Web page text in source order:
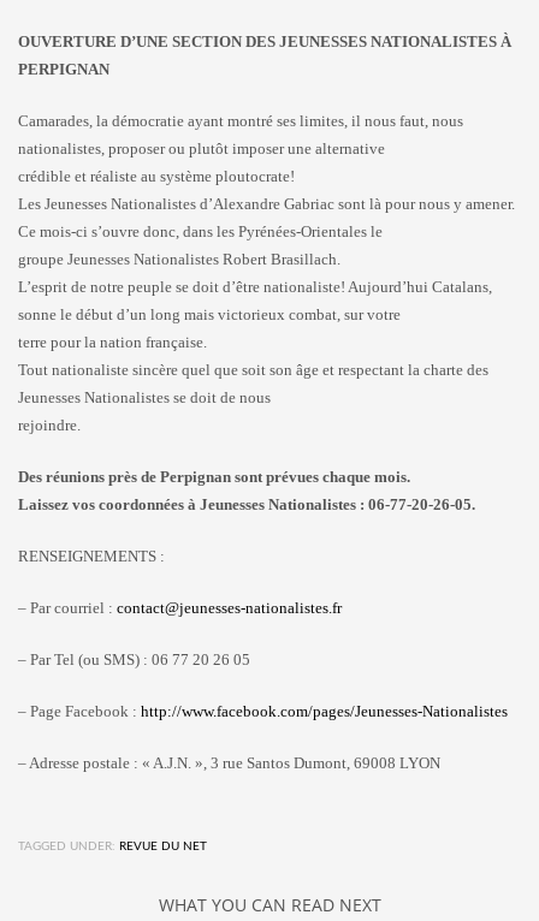
OUVERTURE D’UNE SECTION DES JEUNESSES NATIONALISTES À
PERPIGNAN
Camarades, la démocratie ayant montré ses limites, il nous faut, nous
nationalistes, proposer ou plutôt imposer une alternative
crédible et réaliste au système ploutocrate!
Les Jeunesses Nationalistes d’Alexandre Gabriac sont là pour nous y amener.
Ce mois-ci s’ouvre donc, dans les Pyrénées-Orientales le
groupe Jeunesses Nationalistes Robert Brasillach.
L’esprit de notre peuple se doit d’être nationaliste! Aujourd’hui Catalans,
sonne le début d’un long mais victorieux combat, sur votre
terre pour la nation française.
Tout nationaliste sincère quel que soit son âge et respectant la charte des
Jeunesses Nationalistes se doit de nous
rejoindre.
Des réunions près de Perpignan sont prévues chaque mois.
Laissez vos coordonnées à Jeunesses Nationalistes : 06-77-20-26-05.
RENSEIGNEMENTS :
– Par courriel : contact@jeunesses-nationalistes.fr
– Par Tel (ou SMS) : 06 77 20 26 05
– Page Facebook : http://www.facebook.com/pages/Jeunesses-Nationalistes
– Adresse postale : « A.J.N. », 3 rue Santos Dumont, 69008 LYON
TAGGED UNDER: REVUE DU NET
WHAT YOU CAN READ NEXT